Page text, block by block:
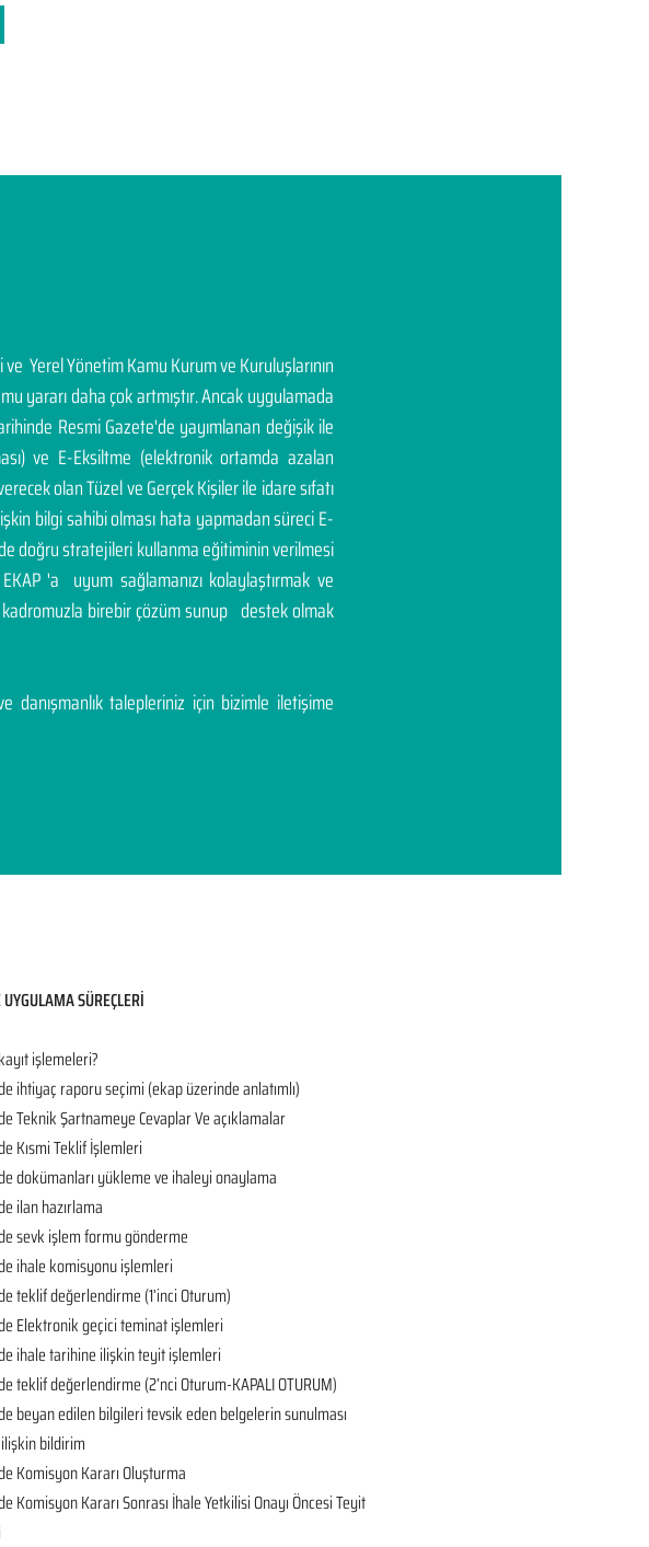
Yerel Yönetim Kamu Kurum ve Kuruluşlarının
yararı daha çok artmıştır. Ancak uygulamada
Resmi Gazete'de yayımlanan değişik ile
ve E-Eksiltme (elektronik ortamda azalan
olan Tüzel ve Gerçek Kişiler ile idare sıfatı
bilgi sahibi olması hata yapmadan süreci E-
doğru stratejileri kullanma eğitiminin verilmesi
'a uyum sağlamanızı kolaylaştırmak ve
kadromuzla birebir çözüm sunup destek olmak
danışmanlık talepleriniz için bizimle iletişime
SÜREÇLERİ
işlemeleri?
ihtiyaç raporu seçimi (ekap üzerinde anlatımlı)
Teknik Şartnameye Cevaplar Ve açıklamalar
Kısmi Teklif İşlemleri
dokümanları yükleme ve ihaleyi onaylama
ilan hazırlama
sevk işlem formu gönderme
ihale komisyonu işlemleri
teklif değerlendirme (1’inci Oturum)
Elektronik geçici teminat işlemleri
ihale tarihine ilişkin teyit işlemleri
teklif değerlendirme (2’nci Oturum-KAPALI OTURUM)
beyan edilen bilgileri tevsik eden belgelerin sunulması
bildirim
Komisyon Kararı Oluşturma
Komisyon Kararı Sonrası İhale Yetkilisi Onayı Öncesi Teyit